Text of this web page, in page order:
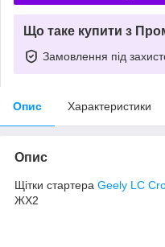
Що таке купити з
Замовлення під
Опис Характеристики
Опис
Щітки стартера Geely LC
ЖХ2